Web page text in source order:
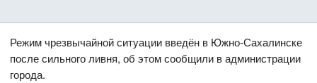
Режим чрезвычайной ситуации введён в Южно-Сахалинске
после сильного ливня, об этом сообщили в администрации
города.